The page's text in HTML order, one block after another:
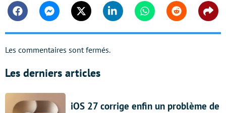
FacebookMessengerTwitter Linkedin WhatsappReddit
Les commentaires sont fermés.
Les derniers articles
iOS 27 corrige enfin un problème de